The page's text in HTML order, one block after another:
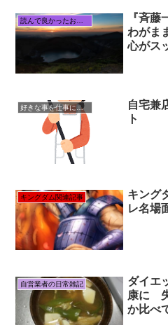
読んで良かったおすすめ本
『斉
わがま
心がス
好きな事を仕事にする
自宅兼
ト
キングダム関連記事
キング
レ名場
自営業者の日常雑記
ダイエ
康に
か比べ